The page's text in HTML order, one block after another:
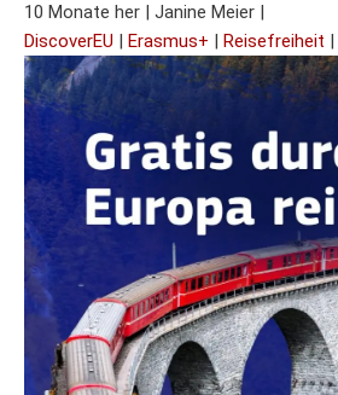
10 Monate her | Janine Meier |
DiscoverEU | Erasmus+ | Reisefreiheit |